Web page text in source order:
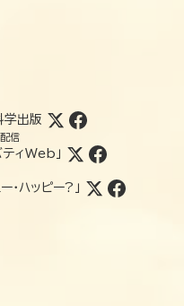
学出版
信
ティWeb」
ー・ハッピー?」